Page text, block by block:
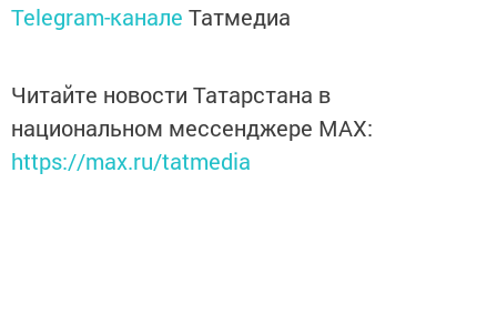
Telegram-канале Татмедиа
Читайте новости Татарстана в
национальном мессенджере MАХ:
https://max.ru/tatmedia